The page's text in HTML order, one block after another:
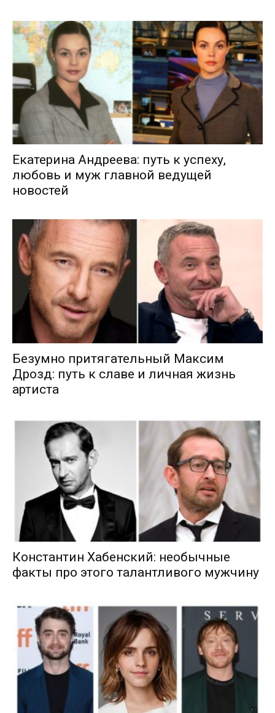
Екатерина Андреева: путь к успеху,
любовь и муж главной ведущей
новостей
Безумно притягательный Максим
Дрозд: путь к славе и личная жизнь
артиста
Константин Хабенский: необычные
факты про этого талантливого мужчину